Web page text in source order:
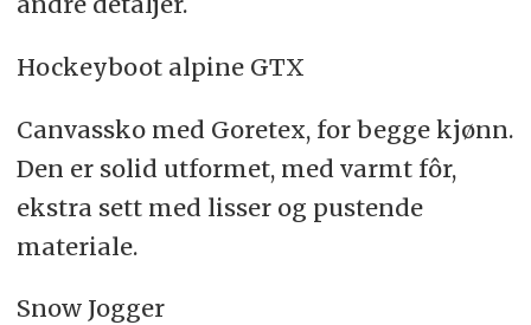
Hockeyboot alpine GTX
Canvassko med Goretex, for begge kjønn.
Den er solid utformet, med varmt fôr,
ekstra sett med lisser og pustende
materiale.
Snow Jogger